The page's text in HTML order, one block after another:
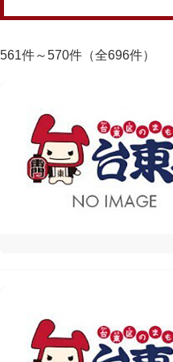
561件～570件（全696件）